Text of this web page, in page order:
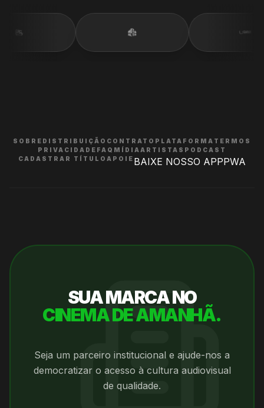
SOBRE DISTRIBUIÇÃO CONTRATO PLATAFORMA TERMOS
PRIVACIDADE FAQ MÍDIAARTISTAS PODCAST
CADASTRAR TÍTULO APOIE BAIXE NOSSO APPPWA
SUA MARCA NO
CINEMA DE AMANHÃ.
Seja um parceiro institucional e ajude-nos a
democratizar o acesso à cultura audiovisual
de qualidade.